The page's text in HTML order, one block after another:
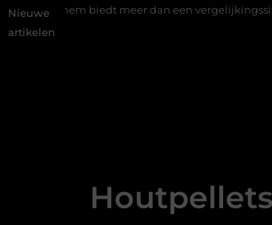
Nieuwe
artikelen
meer dan een vergelijkingssite